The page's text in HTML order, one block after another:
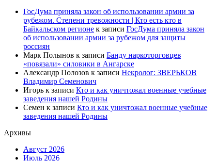
ГосДума приняла закон об использовании армии за
рубежом. Степени тревожности | Кто есть кто в
Байкальском регионе к записи ГосДума приняла закон
об использовании армии за рубежом для защиты
россиян
Марк Полынов к записи Банду наркоторговцев
«повязали» силовики в Ангарске
Александр Полозов к записи Некролог: ЗВЕРЬКОВ
Владимир Семенович
Игорь к записи Кто и как уничтожал военные учебные
заведения нашей Родины
Семен к записи Кто и как уничтожал военные учебные
заведения нашей Родины
Архивы
Август 2026
Июль 2026